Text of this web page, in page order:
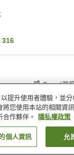
316
Spa／美
休息室
酒田 若葉旅館
找客房
提升使用者體驗，並
將您使用本站的相關資
作夥伴。
隱私權政策
個人資訊 允